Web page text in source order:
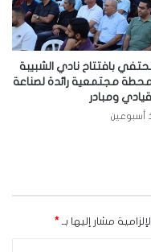
بافتتاح نادي الشبيبة
مجتمعية رائدة لصناعة
ومبادر
أسبوعين
مشار إليها بـ *